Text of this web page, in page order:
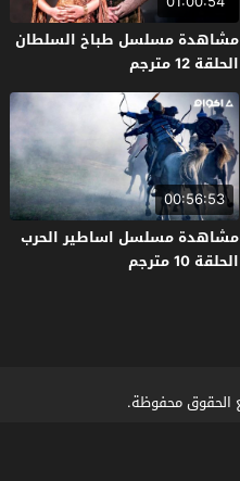
مشاهدة مسلسل طباخ السلطان
الحلقة 12 مترجم
00:56:53
مشاهدة مسلسل اساطير الحرب
الحلقة 10 مترجم